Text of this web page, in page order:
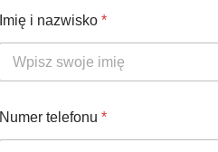
Imię i nazwisko *
Numer telefonu *